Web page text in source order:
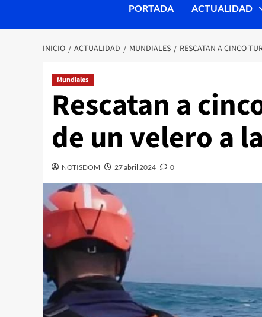
PORTADA ACTUALIDAD
INICIO ACTUALIDAD MUNDIALES RESCATAN A CINCO
Mundiales
Rescatan a
de un velero a
NOTISDOM 27 abril 2024 0